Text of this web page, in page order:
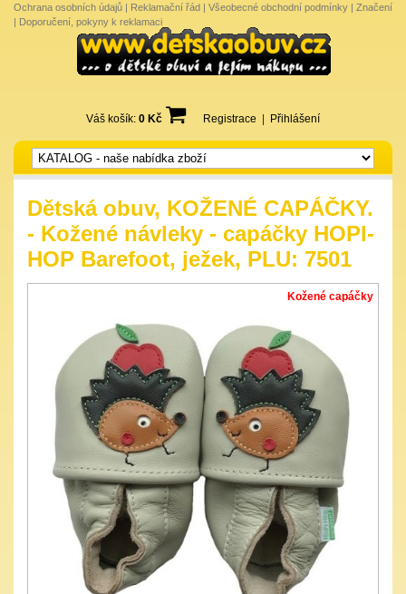
Ochrana osobních údajů | Reklamační řád | Všeobecné obchodní podmínky | Značení
| Doporučení, pokyny k reklamaci
Váš košík: 0 Kč Registrace Přihlášení
Dětská obuv, KOŽENÉ CAPÁČKY.
- Kožené návleky - capáčky HOPI-
HOP Barefoot, ježek, PLU: 7501
Kožené capáčky